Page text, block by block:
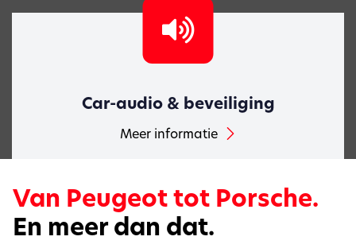
Car-audio & beveiliging
Meer informatie
Van Peugeot tot Porsche.
En meer dan dat.